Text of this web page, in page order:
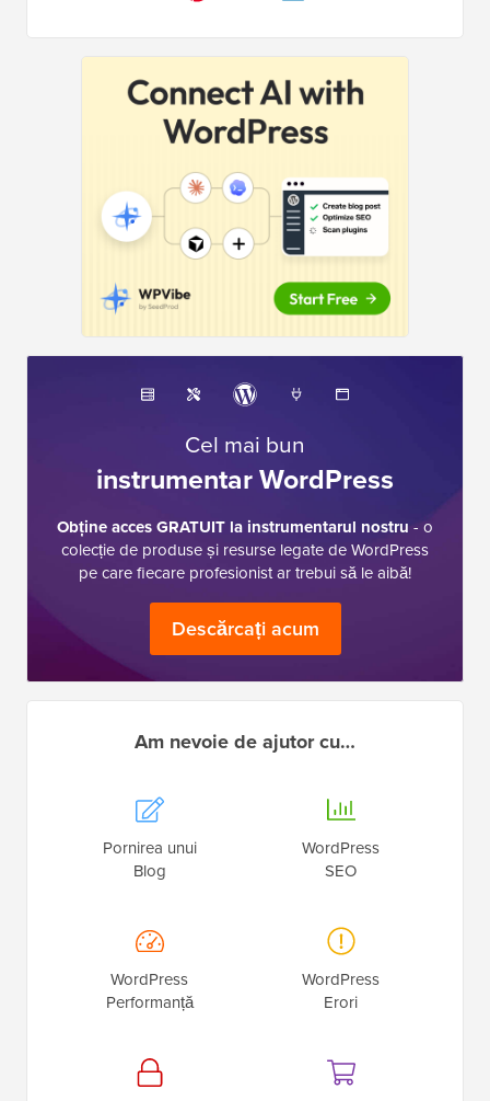
Cel mai bun
instrumentar WordPress
Obține acces GRATUIT la instrumentarul nostru - o
colecție de produse și resurse legate de WordPress
pe care fiecare profesionist ar trebui să le aibă!
Descărcați acum
Am nevoie de ajutor cu…
Pornirea unui
Blog
WordPress
SEO
WordPress
Performanță
WordPress
Erori